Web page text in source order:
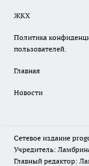
ЖКХ
Политика
пользователей.
Главная
Новости
Сетевое издание
Учредитель:
Главный редактор: